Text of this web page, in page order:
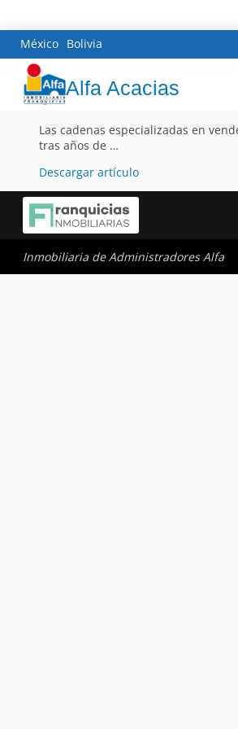
México Bolivia
Alfa Acacias
Las cadenas especializadas en
tras años de …
Descargar artículo
Inmobiliaria de Administradores Alfa